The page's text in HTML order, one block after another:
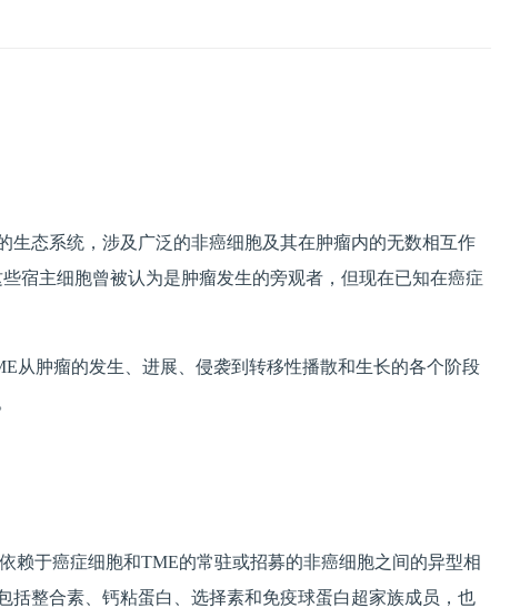
态系统，涉及广泛的非癌细胞及其在肿瘤内的无数相互作
宿主细胞曾被认为是肿瘤发生的旁观者，但现在已知在癌症
从肿瘤的发生、进展、侵袭到转移性播散和生长的各个阶段
赖于癌症细胞和TME的常驻或招募的非癌细胞之间的异型相
整合素、钙粘蛋白、选择素和免疫球蛋白超家族成员，也